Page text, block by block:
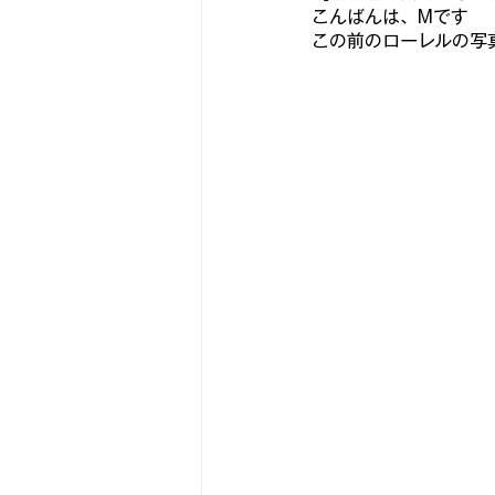
こんばんは、Mです
この前のローレルの写